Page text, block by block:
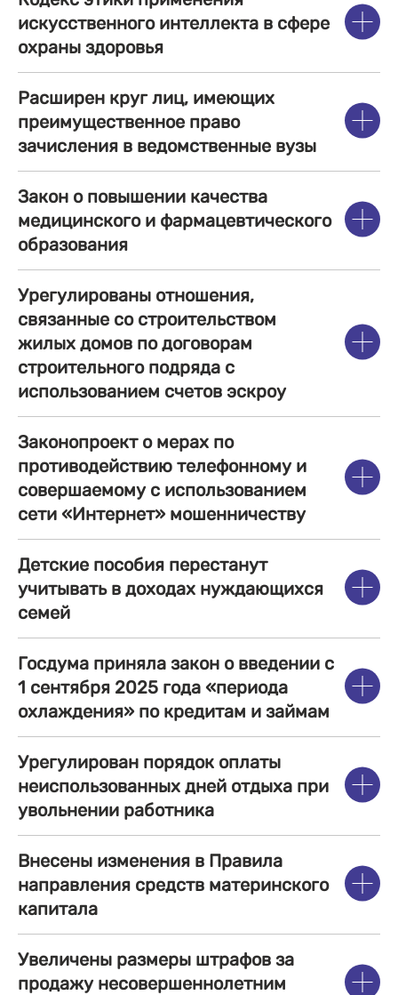
искусственного интеллекта в сфере
охраны здоровья
Расширен круг лиц, имеющих
преимущественное право
зачисления в ведомственные вузы
Закон о повышении качества
медицинского и фармацевтического
образования
Урегулированы отношения,
связанные со строительством
жилых домов по договорам
строительного подряда с
использованием счетов эскроу
Законопроект о мерах по
противодействию телефонному и
совершаемому с использованием
сети «Интернет» мошенничеству
Детские пособия перестанут
учитывать в доходах нуждающихся
семей
Госдума приняла закон о введении с
1 сентября 2025 года «периода
охлаждения» по кредитам и займам
Урегулирован порядок оплаты
неиспользованных дней отдыха при
увольнении работника
Внесены изменения в Правила
направления средств материнского
капитала
Увеличены размеры штрафов за
продажу несовершеннолетним